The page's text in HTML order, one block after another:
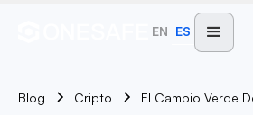
EN ES
Blog Cripto